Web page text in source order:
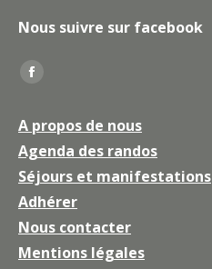
Nous suivre sur facebook
Trouvez nous sur :
La
Facebook
s'ouvre
dans
une
nouvelle
fenêtre
A propos de nous
Agenda des randos
Séjours et manifestations
Adhérer
Nous contacter
Mentions légales